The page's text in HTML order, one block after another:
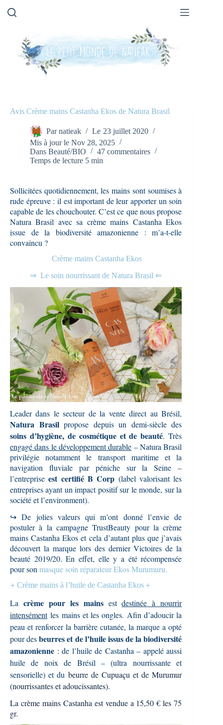
Avis Crème mains Castanha Ekos de Natura Brasil
Par natieak Le 23 juillet 2020
Mis à jour le Nov 28, 2025
Dans Beauté/BIO
47 commentaires
Temps de lecture 5 min
Sollicitées quotidiennement, les mains sont soumises à
rude épreuve : il est important de leur apporter un soin
capable de les chouchouter. C’est ce que nous propose
Natura Brasil avec sa crème mains Castanha Ekos
issue de la biodiversité amazonienne : m’a-t-elle
convaincu ?
Crème mains Castanha Ekos
⇒ Le soin nourrissant de Natura Brasil ⇐
Leader dans le secteur de la vente direct au Brésil,
Natura Brasilpropose depuis un demi-siècle des
soins d’hygiène, de cosmétique et de beauté. Très
engagé dans le développement durable – Natura Brasil
privilégie notamment le transport maritime et la
navigation fluviale par péniche sur la Seine –
l’entrepriseest certifié B Corp (label valorisant les
entreprises ayant un impact positif sur le monde, sur la
société et l’environment).
↪ De jolies valeurs qui m’ont donné l’envie de
postuler à la campagne TrustBeauty pour la crème
mains Castanha Ekos et cela d’autant plus que j’avais
découvert la marque lors des dernier Victoires de la
beauté 2019/20. En effet, elle y a été récompensée
pour sonmasque soin réparateur Ekos Murumuru.
⍆ Crème mains à l’huile de Castanha Ekos ⍅
La crème pour les mainsestdestinée à nourrir
intensémentles mains et les ongles. Afin d’adoucir la
peau et renforcer la barrière cutanée, la marque a opté
pour desbeurres et de l’huile issus de la biodiversité
amazonienne : de l’huile de Castanha – appelé aussi
huile de noix de Brésil – (ultra nourrissante et
sensorielle) et dubeurre de Cupuaçu et de Murumur
(nourrissantes et adoucissantes).
La crème mains Castanha est vendue a 15,50 € les 75
gr.